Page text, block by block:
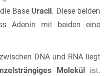
Base Uracil . Diese beiden
Adenin mit beiden eine
DNA und RNA liegt
Molekül
ist.